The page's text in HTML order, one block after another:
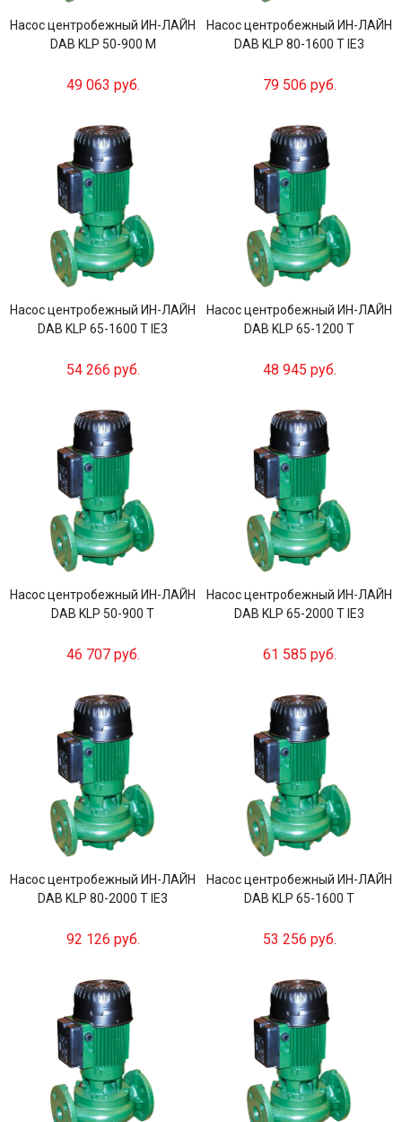
Насос центробежный ИН-ЛАЙН
DAB KLP 50-900 M
49 063 руб.
Насос центробежный ИН-ЛАЙН
DAB KLP 80-1600 T IE3
79 506 руб.
Насос центробежный ИН-ЛАЙН
DAB KLP 65-1600 T IE3
54 266 руб.
Насос центробежный ИН-ЛАЙН
DAB KLP 65-1200 T
48 945 руб.
Насос центробежный ИН-ЛАЙН
DAB KLP 50-900 T
46 707 руб.
Насос центробежный ИН-ЛАЙН
DAB KLP 65-2000 T IE3
61 585 руб.
Насос центробежный ИН-ЛАЙН
DAB KLP 80-2000 T IE3
92 126 руб.
Насос центробежный ИН-ЛАЙН
DAB KLP 65-1600 T
53 256 руб.